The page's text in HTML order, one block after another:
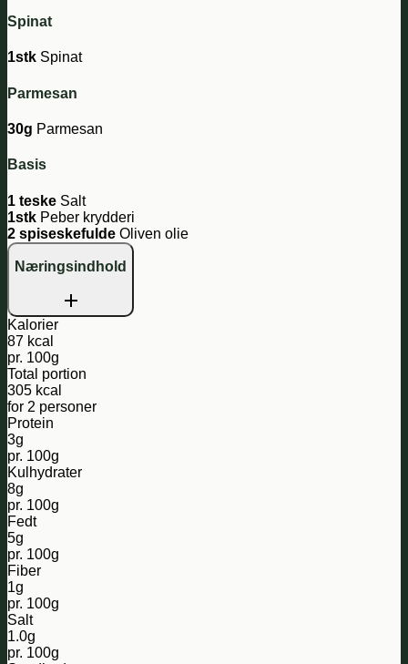
Spinat
1stk Spinat
Parmesan
30g Parmesan
Basis
1 teske Salt
1stk Peber krydderi
2 spiseskefulde Oliven olie
Næringsindhold
Kalorier
87 kcal
pr. 100g
Total portion
305 kcal
for 2 personer
Protein
3g
pr. 100g
Kulhydrater
8g
pr. 100g
Fedt
5g
pr. 100g
Fiber
1g
pr. 100g
Salt
1.0g
pr. 100g